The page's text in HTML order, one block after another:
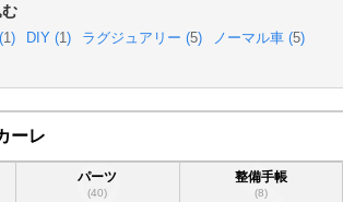
1 ) DIY (1 ) ラグジュアリー (5) ノーマル車 (5)
ーレ
パーツ
(40)
整備手帳
(8)